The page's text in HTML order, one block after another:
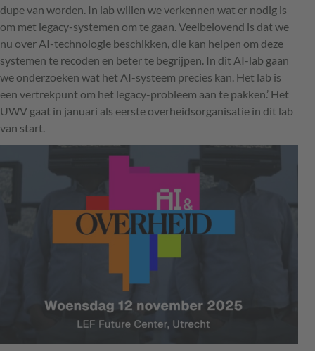
dupe van worden. In lab willen we verkennen wat er nodig is
om met legacy-systemen om te gaan. Veelbelovend is dat we
nu over AI-technologie beschikken, die kan helpen om deze
systemen te recoden en beter te begrijpen. In dit AI-lab gaan
we onderzoeken wat het AI-systeem precies kan. Het lab is
een vertrekpunt om het legacy-probleem aan te pakken.’ Het
UWV gaat in januari als eerste overheidsorganisatie in dit lab
van start.